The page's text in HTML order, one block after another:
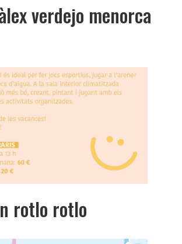
verdejo menorca
rotlo rotlo